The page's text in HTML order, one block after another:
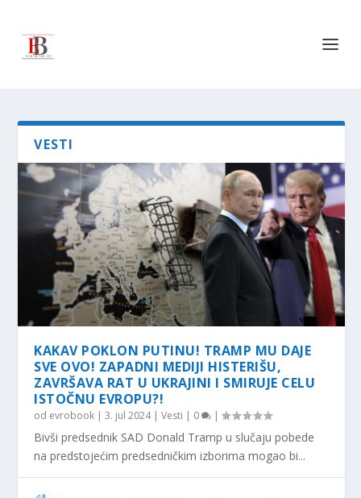
VESTI
KAKAV POKLON PUTINU! TRAMP MU DAJE
SVE OVO! ZAPADNI MEDIJI HISTERIŠU,
ZAVRŠAVA RAT U UKRAJINI I SMIRUJE CELU
ISTOČNU EVROPU?!
od evrobook |3. jul 2024|Vesti | 0 |
Bivši predsednik SAD Donald Tramp u slučaju pobede
na predstojećim predsedničkim izborima mogao bi...